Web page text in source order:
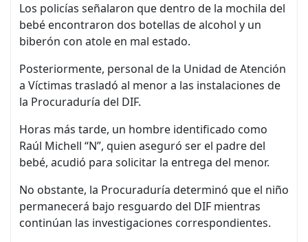
Los policías señalaron que dentro de la mochila del
bebé encontraron dos botellas de alcohol y un
biberón con atole en mal estado.
Posteriormente, personal de la Unidad de Atención
a Víctimas trasladó al menor a las instalaciones de
la Procuraduría del DIF.
Horas más tarde, un hombre identificado como
Raúl Michell “N”, quien aseguró ser el padre del
bebé, acudió para solicitar la entrega del menor.
No obstante, la Procuraduría determinó que el niño
permanecerá bajo resguardo del DIF mientras
continúan las investigaciones correspondientes.